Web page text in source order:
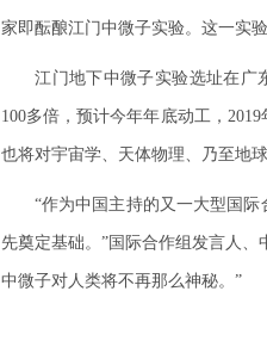
家即酝酿江门中微子实验。这一实
江门地下中微子实验选址在广东
100多倍，预计今年年底动工，
也将对宇宙学、天体物理、乃至地
“作为中国主持的又一大型国际
先奠定基础。”国际合作组发言人
中微子对人类将不再那么神秘。”